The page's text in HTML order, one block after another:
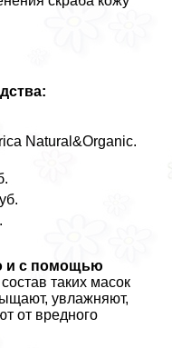
Natural&Organic.
и с помощью
таких масок
увлажняют,
от вредного